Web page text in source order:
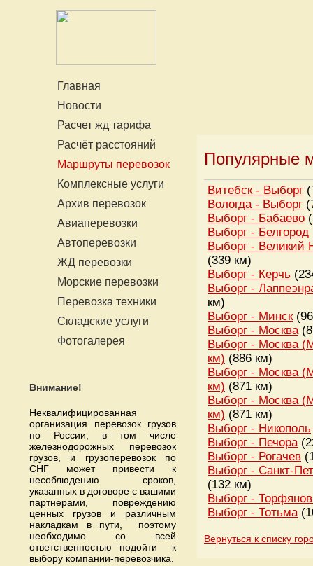
Главная
Новости
Расчет жд тарифа
Расчёт расстояний
Маршруты перевозок
Комплексные услуги
Архив перевозок
Авиаперевозки
Автоперевозки
ЖД перевозки
Морские перевозки
Перевозка техники
Складские услуги
Фотогалерея
Внимание!
Неквалифицированная
организация перевозок грузов
по России, в том числе
железнодорожных перевозок
грузов, и грузоперевозок по
СНГ может привести к
несоблюдению сроков,
указанных в договоре с вашими
партнерами, повреждению
ценных грузов и различным
накладкам в пути, поэтому
необходимо со всей
ответственностью подойти к
выбору компании-перевозчика.
Популярные
Витебск - Выборг
Вологда - Выборг
Выборг - Бабаево
Выборг - Белгород
Выборг - Великий
(339 км)
Выборг - Керчь
Выборг -
км)
Выборг - Минск
Выборг - Москва
Выборг - Москва
км) (886 км)
Выборг - Москва
км) (871 км)
Выборг - Москва
км) (871 км)
Выборг - Никополь
Выборг - Печора
Выборг - Рогачев
Выборг - Санкт-
(132 км)
Выборг -
Выборг - Тотьма
Вернуться к списку